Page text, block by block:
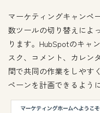
マーケティングキャンペ
数ツールの切り替えによ
ります。HubSpotのキャ
スク、コメント、カレン
間で共同の作業をしやす
ペーンを計画できるよう